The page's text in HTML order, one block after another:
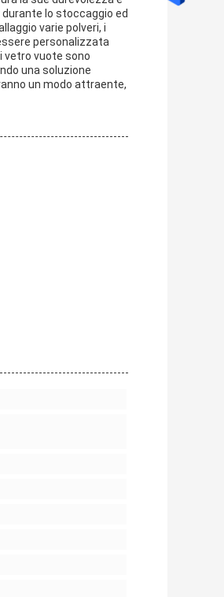
lo stoccaggio ed
varie polveri, i
personalizzata
vetro vuote sono
una soluzione
un modo attraente,